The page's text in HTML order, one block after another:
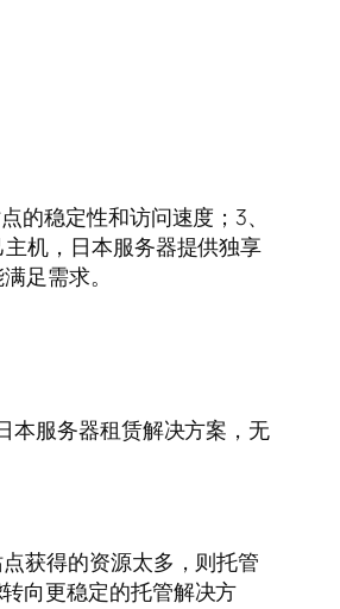
的稳定性和访问速度；3、
机，日本服务器提供独享
足需求。
本服务器租赁解决方案，无
获得的资源太多，则托管
向更稳定的托管解决方